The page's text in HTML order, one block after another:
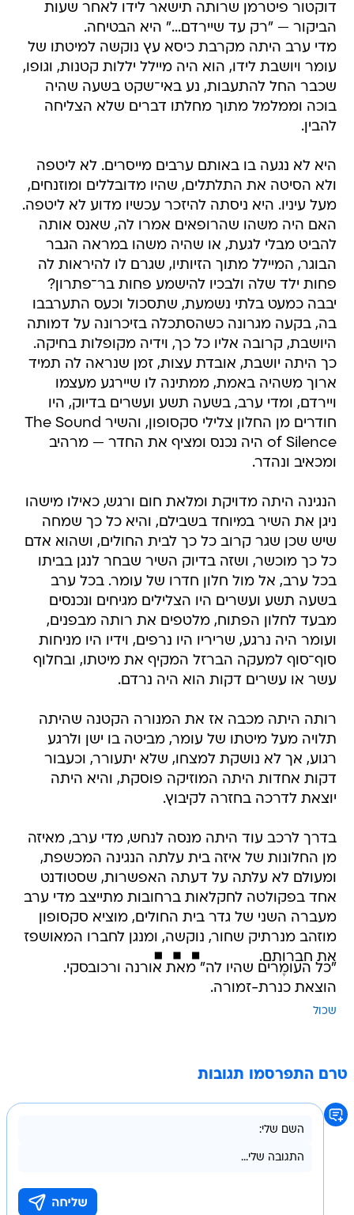
דוקטור פיטרמן שרותה תישאר לידו לאחר שעות
הביקור — "רק עד שיירדם..." היא הבטיחה.
מדי ערב היתה מקרבת כיסא עץ נוקשה למיטתו של
עומר ויושבת לידו, הוא היה מיילל יללות קטנות, וגופו,
שכבר החל להתעבות, נע באי־שקט בשעה שהיה
בוכה וממלמל מתוך מחלתו דברים שלא הצליחה
להבין.
היא לא נגעה בו באותם ערבים מייסרים. לא ליטפה
ולא הסיטה את התלתלים, שהיו מדובללים ומוזנחים,
מעל עיניו. היא ניסתה להיזכר עכשיו מדוע לא ליטפה.
האם היה משהו שהרופאים אמרו לה, שאנס אותה
להביט מבלי לגעת, או שהיה משהו במראה הגבר
הבוגר, המיילל מתוך הזיותיו, שגרם לו להיראות לה
פחות ילד שלה ולבכיו להישמע פחות בר־פתרון?
יבבה כמעט בלתי נשמעת, שתסכול וכעס התערבבו
בה, בקעה מגרונה כשהסתכלה בזיכרונה על דמותה
היושבת, קרובה אליו כל כך, וידיה מקופלות בחיקה.
כך היתה יושבת, אובדת עצות, זמן שנראה לה תמיד
ארוך משהיה באמת, ממתינה לו שיירגע מעצמו
ויירדם, ומדי ערב, בשעה תשע ועשרים בדיוק, היו
חודרים מן החלון צלילי סקסופון, והשיר The Sound
of Silence היה נכנס ומציף את החדר — מרהיב
ומכאיב ונהדר.
הנגינה היתה מדויקת ומלאת חום ורגש, כאילו מישהו
ניגן את השיר במיוחד בשבילם, והיא כל כך שמחה
שיש שכן שגר קרוב כל כך לבית החולים, ושהוא אדם
כל כך מוכשר, ושזה בדיוק השיר שבחר לנגן בביתו
בכל ערב, אל מול חלון חדרו של עומר. בכל ערב
בשעה תשע ועשרים היו הצלילים מגיחים ונכנסים
מבעד לחלון הפתוח, מלטפים את רותה מבפנים,
ועומר היה נרגע, שריריו היו נרפים, וידיו היו מניחות
סוף־סוף למעקה הברזל המקיף את מיטתו, ובחלוף
עשר או עשרים דקות הוא היה נרדם.
רותה היתה מכבה אז את המנורה הקטנה שהיתה
תלויה מעל מיטתו של עומר, מביטה בו ישן ולרגע
רגוע, אך לא נושקת למצחו, שלא יתעורר, וכעבור
דקות אחדות היתה המוזיקה פוסקת, והיא היתה
יוצאת לדרכה בחזרה לקיבוץ.
בדרך לרכב עוד היתה מנסה לנחש, מדי ערב, מאיזה
מן החלונות של איזה בית עלתה הנגינה המכשפת,
ומעולם לא עלתה על דעתה האפשרות, שסטודנט
אחד בפקולטה לחקלאות ברחובות מתייצב מדי ערב
מעברה השני של גדר בית החולים, מוציא סקסופון
מוזהב מנרתיק שחור, נוקשה, ומנגן לחברו המאושפז
את חברותם.
"כל העומֶרים שהיו לה" מאת אורנה ורכובסקי.
הוצאת כנרת-זמורה.
שכול
טרם התפרסמו תגובות